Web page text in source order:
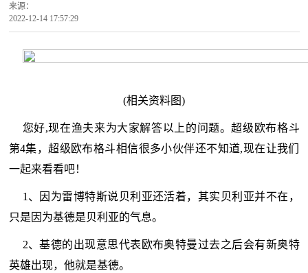
来源：
2022-12-14 17:57:29
(相关资料图)
您好,现在渔夫来为大家解答以上的问题。超级欧布格斗
第4集，超级欧布格斗相信很多小伙伴还不知道,现在让我们
一起来看看吧！
1、因为雷博特斯说贝利亚还活着，其实贝利亚并不在，
只是因为基德是贝利亚的气息。
2、基德的出现意思代表欧布奥特曼过去之后会有新奥特
英雄出现，他就是基德。